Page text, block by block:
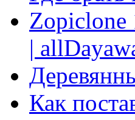
Zopiclone
|
Как